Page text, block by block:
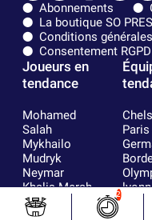
Abonnements
La boutique SO
Conditions
Consentement RGPD
Joueurs en
tendance
Mohamed
Salah
Mykhailo
Mudryk
Neymar
Khalis Merah
Loïs Openda
Moussa
2